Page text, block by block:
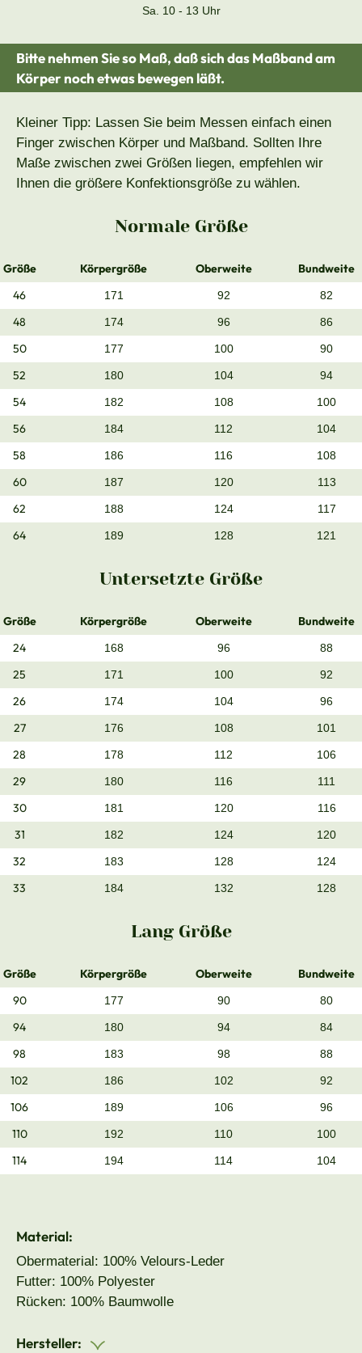
Sa. 10 - 13 Uhr
Bitte nehmen Sie so Maß, daß sich das Maßband am
Körper noch etwas bewegen läßt.
Kleiner Tipp: Lassen Sie beim Messen einfach einen
Finger zwischen Körper und Maßband. Sollten Ihre
Maße zwischen zwei Größen liegen, empfehlen wir
Ihnen die größere Konfektionsgröße zu wählen.
Normale Größe
Größe Körpergröße Oberweite
Bundweite
46
171 92 82
48 174 96 86
50 177 100 90
52 180 104 94
54 182 108 100
56 184 112 104
58 186 116 108
60 187 120 113
62 188 124 117
64 189 128 121
Untersetzte Größe
Größe Körpergröße Oberweite
Bundweite
24
168 96 88
25 171 100 92
26 174 104 96
27 176 108 101
28 178 112 106
29 180 116 111
30 181 120 116
31 182 124 120
32 183 128 124
33 184 132 128
Lang Größe
Größe Körpergröße Oberweite
Bundweite
90
177 90 80
94 180 94 84
98 183 98 88
102 186 102 92
106 189 106 96
110 192 110 100
114 194 114 104
Material:
Obermaterial: 100% Velours-Leder
Futter: 100% Polyester
Rücken: 100% Baumwolle
Hersteller: